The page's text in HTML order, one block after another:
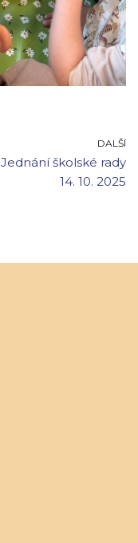
DALŠÍ
Jednání školské rady
14. 10. 2025